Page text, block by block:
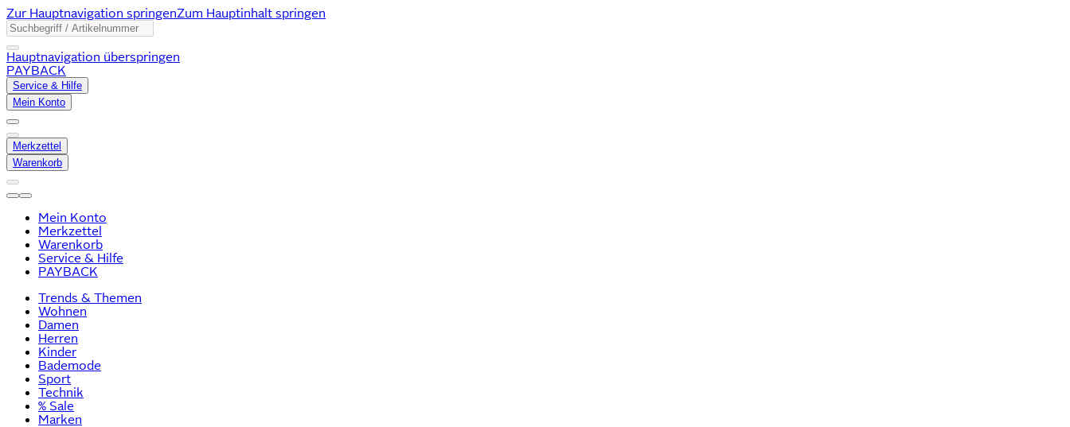
Zur Hauptnavigation springenZum Hauptinhalt springen
Hauptnavigation überspringen
PAYBACK
Service & Hilfe
Mein Konto
Merkzettel
Warenkorb
Mein Konto
Merkzettel
Warenkorb
Service & Hilfe
PAYBACK
Trends & Themen
Wohnen
Damen
Herren
Kinder
Bademode
Sport
Technik
% Sale
Marken